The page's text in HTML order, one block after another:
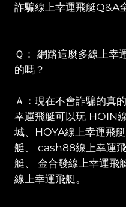
詐騙線上幸運飛艇Q&A
Ｑ： 網路這麼多線上幸
的嗎？
Ａ：現在不會詐騙的真
幸運飛艇可以玩 HOIN
城、HOYA線上幸運飛
艇、 cash88線上幸運
艇、 金合發線上幸運飛
線上幸運飛艇。